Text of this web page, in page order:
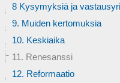
8 Kysymyksiä ja
9. Muiden kertomuksia
10. Keskiaika
11. Renesanssi
12. Reformaatio